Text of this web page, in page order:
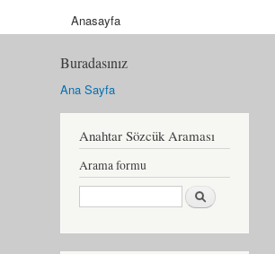
Anasayfa
Buradasınız
Ana Sayfa
Anahtar Sözcük Araması
Arama formu
Ara